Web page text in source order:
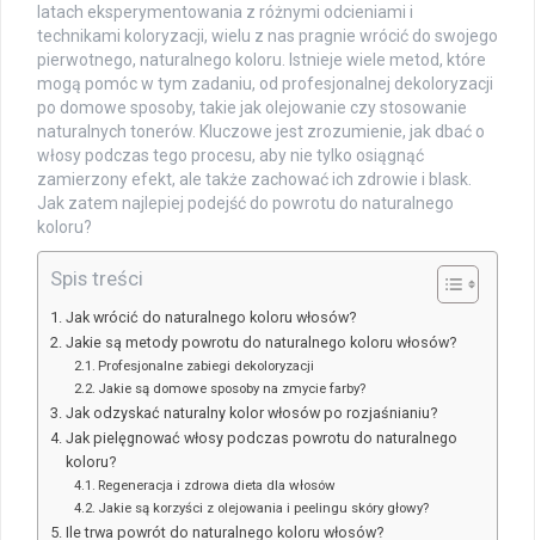
latach eksperymentowania z różnymi odcieniami i
technikami koloryzacji, wielu z nas pragnie wrócić do swojego
pierwotnego, naturalnego koloru. Istnieje wiele metod, które
mogą pomóc w tym zadaniu, od profesjonalnej dekoloryzacji
po domowe sposoby, takie jak olejowanie czy stosowanie
naturalnych tonerów. Kluczowe jest zrozumienie, jak dbać o
włosy podczas tego procesu, aby nie tylko osiągnąć
zamierzony efekt, ale także zachować ich zdrowie i blask.
Jak zatem najlepiej podejść do powrotu do naturalnego
koloru?
Spis treści
Jak wrócić do naturalnego koloru włosów?
Jakie są metody powrotu do naturalnego koloru włosów?
Profesjonalne zabiegi dekoloryzacji
Jakie są domowe sposoby na zmycie farby?
Jak odzyskać naturalny kolor włosów po rozjaśnianiu?
Jak pielęgnować włosy podczas powrotu do naturalnego
koloru?
Regeneracja i zdrowa dieta dla włosów
Jakie są korzyści z olejowania i peelingu skóry głowy?
Ile trwa powrót do naturalnego koloru włosów?